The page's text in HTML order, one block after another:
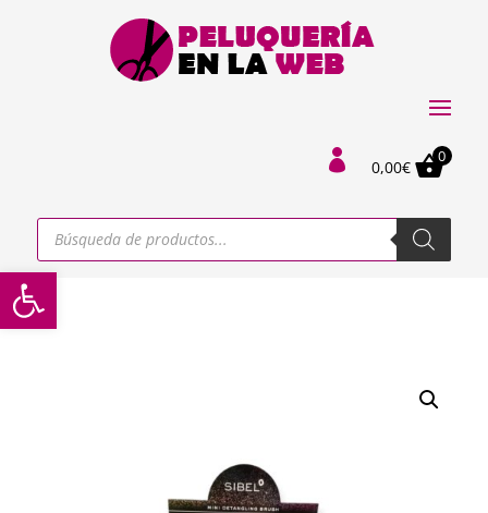
Abrir barra de herramientas
 0,00€
0
Búsqueda
productos